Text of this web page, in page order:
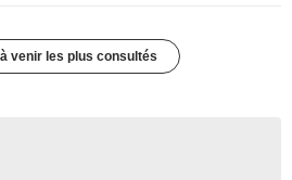
venir les plus consultés